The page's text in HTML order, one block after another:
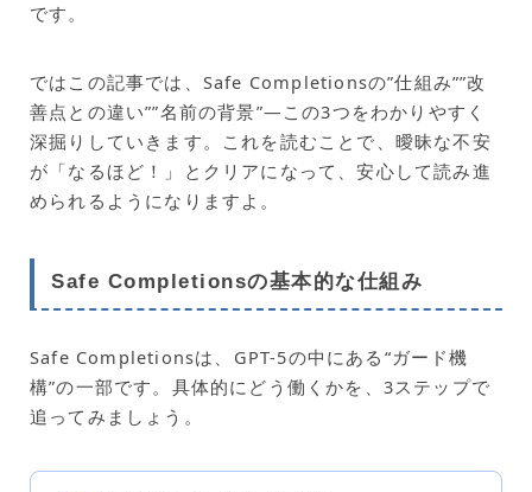
です。
ではこの記事では、Safe Completionsの”仕組み””改
善点との違い””名前の背景”—この3つをわかりやすく
深掘りしていきます。これを読むことで、曖昧な不安
が「なるほど！」とクリアになって、安心して読み進
められるようになりますよ。
Safe Completionsの基本的な仕組み
Safe Completionsは、GPT-5の中にある“ガード機
構”の一部です。具体的にどう働くかを、3ステップで
追ってみましょう。